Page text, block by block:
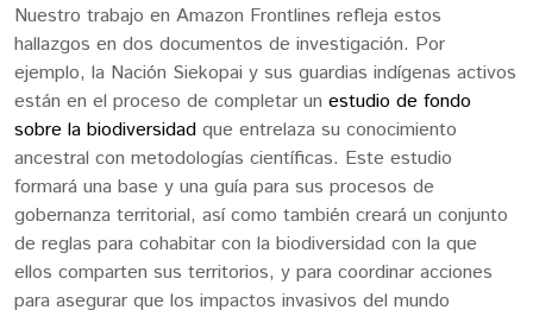
Nuestro trabajo en Amazon Frontlines refleja estos
hallazgos en dos documentos de investigación. Por
ejemplo, la Nación Siekopai y sus guardias indígenas activos
están en el proceso de completar un estudio de fondo
sobre la biodiversidad que entrelaza su conocimiento
ancestral con metodologías científicas. Este estudio
formará una base y una guía para sus procesos de
gobernanza territorial, así como también creará un conjunto
de reglas para cohabitar con la biodiversidad con la que
ellos comparten sus territorios, y para coordinar acciones
para asegurar que los impactos invasivos del mundo